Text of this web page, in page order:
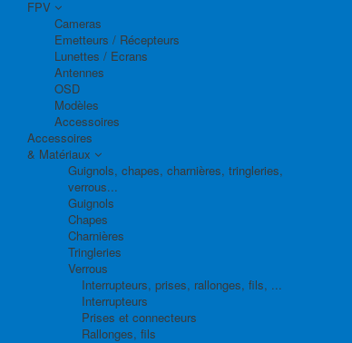
FPV
Cameras
Emetteurs / Récepteurs
Lunettes / Ecrans
Antennes
OSD
Modèles
Accessoires
Accessoires
& Matériaux
Guignols, chapes, charnières, tringleries,
verrous...
Guignols
Chapes
Charnières
Tringleries
Verrous
Interrupteurs, prises, rallonges, fils, ...
Interrupteurs
Prises et connecteurs
Rallonges, fils